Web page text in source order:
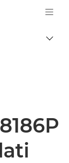
Logo, back to